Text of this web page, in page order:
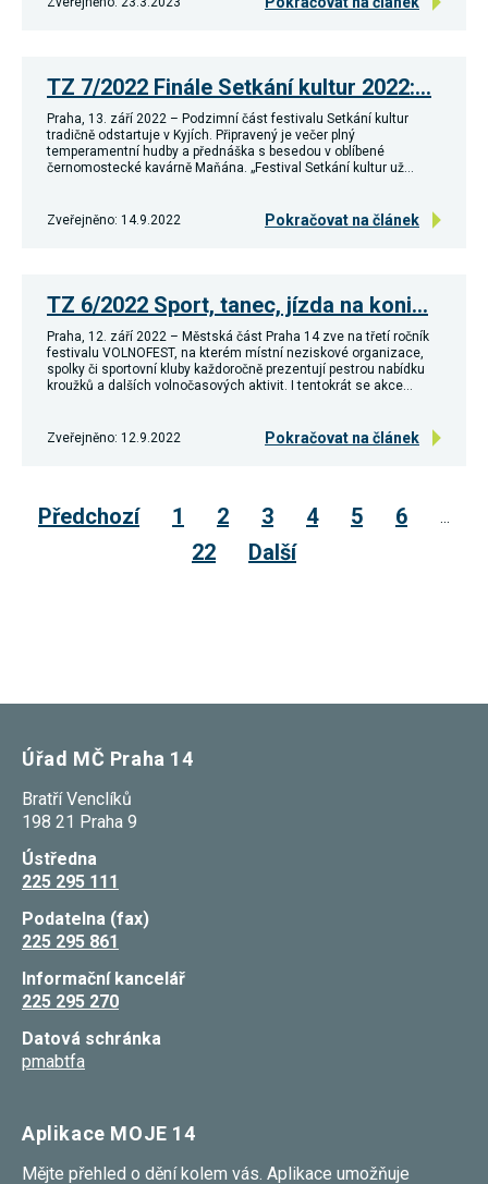
TZ 7/2022 Finále Setkání kultur 2022:…
Praha, 13. září 2022 – Podzimní část festivalu Setkání kultur
tradičně odstartuje v Kyjích. Připravený je večer plný
temperamentní hudby a přednáška s besedou v oblíbené
černomostecké kavárně Maňána. „Festival Setkání kultur už…
Zveřejněno: 14.9.2022 Pokračovat na článek
TZ 6/2022 Sport, tanec, jízda na koni…
Praha, 12. září 2022 – Městská část Praha 14 zve na třetí ročník
festivalu VOLNOFEST, na kterém místní neziskové organizace,
spolky či sportovní kluby každoročně prezentují pestrou nabídku
kroužků a dalších volnočasových aktivit. I tentokrát se akce…
Zveřejněno: 12.9.2022 Pokračovat na článek
Předchozí 1 2 3 4 5 6
22 Další
Úřad MČ Praha 14
Bratří Venclíků
198 21 Praha 9
Ústředna
225 295 111
Podatelna (fax)
225 295 861
Informační kancelář
225 295 270
Datová schránka
pmabtfa
Aplikace MOJE 14
Mějte přehled o dění kolem vás. Aplikace umožňuje
Reklamní
nebo naši partneři,
abychom Vám
mohli zobrazit
vhodné obsahy
nebo reklamy jak na
našich stránkách,
Díky tomu můžeme
pseudonymizované
profily. Na základě
těchto informací
není zpravidla
možná
bezprostřední
používány pouze
souhlas, nebudete
příjemcem obsahů
přizpůsobených